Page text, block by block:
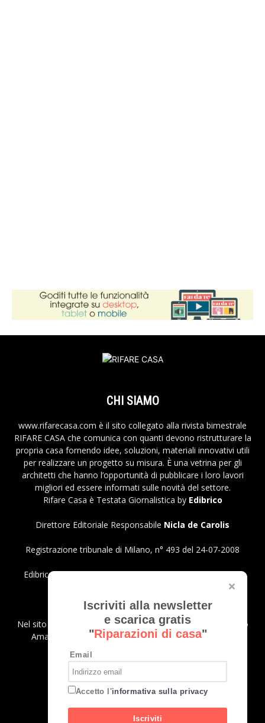
Iscriviti alla newsletter
e scarica gratis
"Riparazioni di casa"
Email
Accetto l'informativa sulla privacy
Iscriviti
CHI SIAMO
www.rifarecasa.com è il sito collegato alla rivista bimestrale
RIFARE CASA che comunica con quanti devono ristrutturare la
propria casa fornendo idee, soluzioni, materiali innovativi utili
per realizzare un progetto su misura. È una vetrina per gli
architetti che hanno l’opportunità di pubblicare i loro lavori
migliori ed essere informati sulle novità del settore.
Rifare Casa è Testata Giornalistica by Edibrico
Direttore Editoriale Responsabile Nicla de Carolis
Registrazione tribunale di Milano, n° 493 del 24-07-2008
Edibrico srl - Viale Emilio Caldara, 44 - 20122 Milano P.iva
Privacy Policy
Nel sito sono presenti prodotti Amazon; in qualità di Affiliato
Amazon riceviamo un guadagno dagli acquisti idonei.
SEGUICI